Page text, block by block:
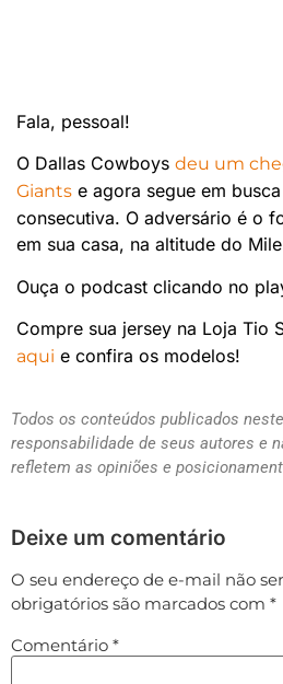
Fala, pessoal!
O Dallas Cowboys deu um
Giants e agora segue em
consecutiva. O adversário é o
em sua casa, na altitude do
Ouça o podcast clicando no
Compre sua jersey na Loja Tio
aqui e confira os modelos!
Todos os conteúdos publicados
responsabilidade de seus autores e
refletem as opiniões e
Deixe um comentário
O seu endereço de e-mail não
obrigatórios são marcados com *
Comentário *